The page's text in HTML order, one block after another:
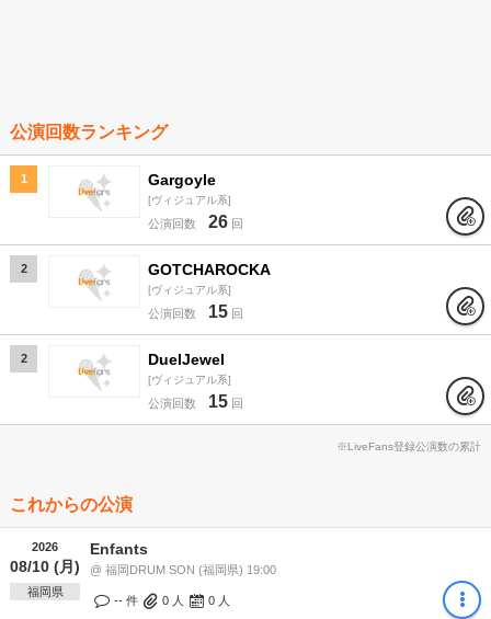
公演回数ランキング
1 Gargoyle
ヴィジュアル系
公演回数 26 回
2 GOTCHAROCKA
ヴィジュアル系
公演回数 15 回
2 DuelJewel
ヴィジュアル系
公演回数 15 回
※LiveFans登録公演数の累計
これからの公演
2026
08/10 (月)
福岡県
Enfants
@ 福岡DRUM SON (福岡県) 19:00
-- 件 0 人 0 人